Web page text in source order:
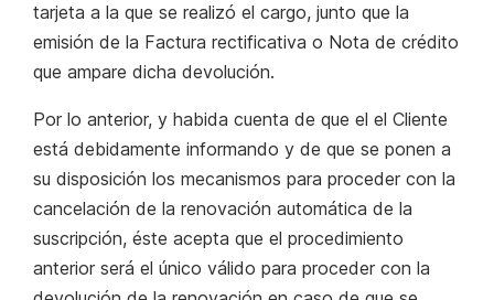
tarjeta a la que se realizó el cargo, junto que la
emisión de la Factura rectificativa o Nota de crédito
que ampare dicha devolución.
Por lo anterior, y habida cuenta de que el el Cliente
está debidamente informando y de que se ponen a
su disposición los mecanismos para proceder con la
cancelación de la renovación automática de la
suscripción, éste acepta que el procedimiento
anterior será el único válido para proceder con la